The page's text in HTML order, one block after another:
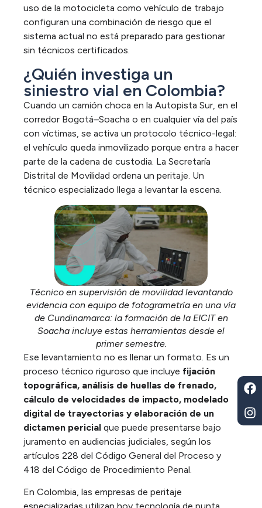
uso de la motocicleta como vehículo de trabajo
configuran una combinación de riesgo que el
sistema actual no está preparado para gestionar
sin técnicos certificados.
¿Quién investiga un
siniestro vial en Colombia?
Cuando un camión choca en la Autopista Sur, en el
corredor Bogotá–Soacha o en cualquier vía del país
con víctimas, se activa un protocolo técnico-legal:
el vehículo queda inmovilizado porque entra a hacer
parte de la cadena de custodia. La Secretaría
Distrital de Movilidad ordena un peritaje. Un
técnico especializado llega a levantar la escena.
Técnico en supervisión de movilidad levantando
evidencia con equipo de fotogrametría en una vía
de Cundinamarca: la formación de la EICIT en
Soacha incluye estas herramientas desde el
primer semestre.
Ese levantamiento no es llenar un formato. Es un
proceso técnico riguroso que incluye fijación
topográfica, análisis de huellas de frenado,
cálculo de velocidades de impacto, modelado
digital de trayectorias y elaboración de un
dictamen pericial que puede presentarse bajo
juramento en audiencias judiciales, según los
artículos 228 del Código General del Proceso y
418 del Código de Procedimiento Penal.
En Colombia, las empresas de peritaje